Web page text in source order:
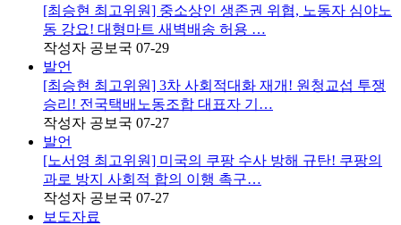
[최승현 최고위원] 중소상인 생존권 위협, 노동자 심야노
동 강요! 대형마트 새벽배송 허용 …
작성자 공보국 07-29
발언
[최승현 최고위원] 3차 사회적대화 재개! 원청교섭 투쟁
승리! 전국택배노동조합 대표자 기…
작성자 공보국 07-27
발언
[노서영 최고위원] 미국의 쿠팡 수사 방해 규탄! 쿠팡의
과로 방지 사회적 합의 이행 촉구…
작성자 공보국 07-27
보도자료